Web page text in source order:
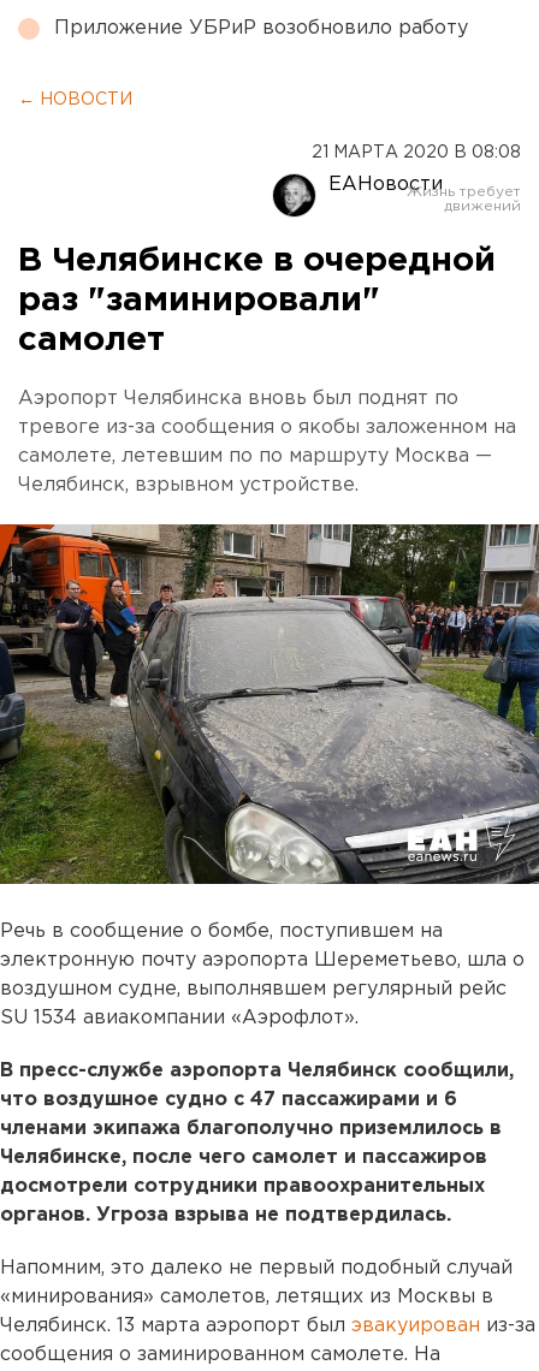
Приложение УБРиР возобновило работу
← НОВОСТИ
21 МАРТА 2020 В 08:08
ЕАНовости
В Челябинске в очередной
раз "заминировали"
самолет
Аэропорт Челябинска вновь был поднят по
тревоге из-за сообщения о якобы заложенном на
самолете, летевшим по по маршруту Москва —
Челябинск, взрывном устройстве.
Речь в сообщение о бомбе, поступившем на
электронную почту аэропорта Шереметьево, шла о
воздушном судне, выполнявшем регулярный рейс
SU 1534 авиакомпании «Аэрофлот».
В пресс-службе аэропорта Челябинск сообщили,
что воздушное судно с 47 пассажирами и 6
членами экипажа благополучно приземлилось в
Челябинске, после чего самолет и пассажиров
досмотрели сотрудники правоохранительных
органов. Угроза взрыва не подтвердилась.
Напомним, это далеко не первый подобный случай
«минирования» самолетов, летящих из Москвы в
Челябинск. 13 марта аэропорт был эвакуирован из-за
сообщения о заминированном самолете. На